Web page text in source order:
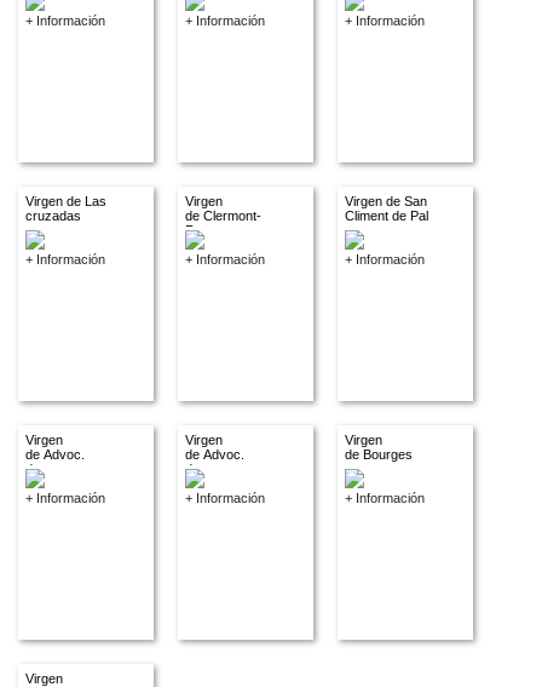
+ Información
+ Información
+ Información
Virgen de Las
cruzadas
+ Información
Virgen
de Clermont-
Ferrant
+ Información
Virgen de San
Climent de Pal
+ Información
Virgen
de Advoc.
descon.
+ Información
Virgen
de Advoc.
descon.
+ Información
Virgen
de Bourges
+ Información
Virgen